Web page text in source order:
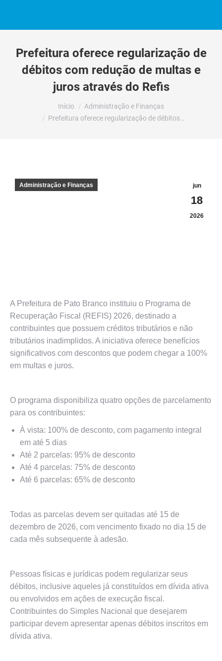
Prefeitura oferece regularização de
débitos com redução de multas e
juros através do Refis
Início
Administração e Finanças
Prefeitura oferece regularização de débitos…
jun
18
2026
Administração e Finanças
A Prefeitura de Pato Branco instituiu o Programa de
Recuperação Fiscal (REFIS) 2026, destinado a
contribuintes que possuem créditos tributários e não
tributários inadimplidos. A iniciativa oferece benefícios
significativos com descontos que podem chegar a 100%
em multas e juros.
O programa disponibiliza quatro opções de parcelamento
para os contribuintes:
À vista: 100% de desconto, com pagamento integral
em até 5 dias
Até 2 parcelas: 95% de desconto
Até 4 parcelas: 75% de desconto
Até 6 parcelas: 65% de desconto
Todas as parcelas devem ser quitadas até 15 de
dezembro de 2026, com vencimento fixado no dia 15 de
cada mês subsequente à adesão.
Pessoas físicas e jurídicas podem regularizar seus
débitos, inclusive aqueles já constituídos em dívida ativa
ou envolvidos em ações de execução fiscal.
Contribuintes do Simples Nacional que desejarem
participar devem apresentar apenas débitos inscritos em
dívida ativa.